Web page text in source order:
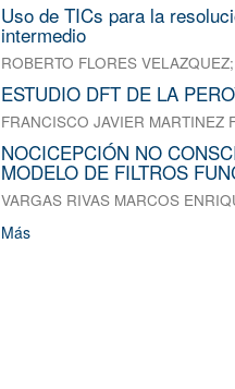
Uso de TICs para la
intermedio
ROBERTO FLORES VELAZQUEZ;
ESTUDIO DFT DE LA
FRANCISCO JAVIER MARTINEZ
NOCICEPCIÓN NO
MODELO DE FILTROS
VARGAS RIVAS MARCOS
Más